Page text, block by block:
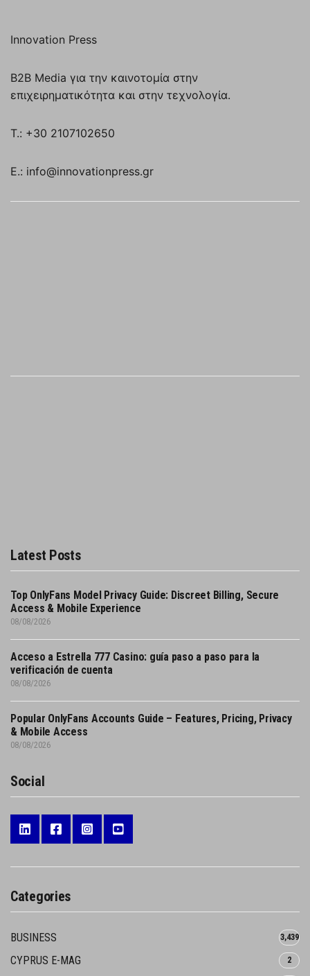
Innovation Press
B2B Media για την καινοτομία στην
επιχειρηματικότητα και στην τεχνολογία.
T.: +30 2107102650
E.: info@innovationpress.gr
Latest Posts
Top OnlyFans Model Privacy Guide: Discreet Billing, Secure
Access & Mobile Experience
08/08/2026
Acceso a Estrella 777 Casino: guía paso a paso para la
verificación de cuenta
08/08/2026
Popular OnlyFans Accounts Guide – Features, Pricing, Privacy
& Mobile Access
08/08/2026
Social
Categories
BUSINESS 3,439
CYPRUS E-MAG 2